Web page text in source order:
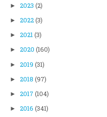
► 2023 (2)
► 2022(3)
► 2021(3)
► 2020 (160)
► 2019 (31)
► 2018 (97)
► 2017 (104)
► 2016 (341)